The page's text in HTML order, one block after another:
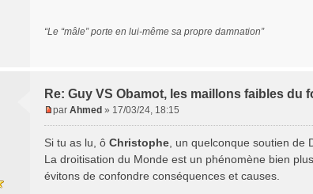
“Le “mâle” porte en lui-même sa propre damnation”
Re: Guy VS Obamot, les maillons faibles du
s
s
a
par Ahmed » 17/03/24, 18:15
Si tu as lu, ô Christophe , un quelconque soutien de
La droitisation du Monde est un phénomène bien
évitons de confondre conséquences et causes.